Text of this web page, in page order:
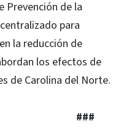
Prevención de la
para
la reducción de
los efectos de
de Carolina del Norte.
###